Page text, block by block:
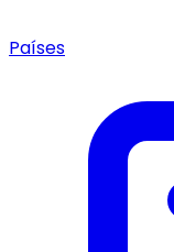
Países